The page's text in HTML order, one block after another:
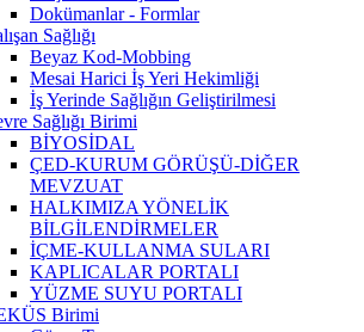
Dokümanlar - Formlar
Sağlığı
Beyaz Kod-Mobbing
Mesai Harici İş Yeri Hekimliği
İş Yerinde Sağlığın Geliştirilmesi
Sağlığı Birimi
BİYOSİDAL
ÇED-KURUM GÖRÜŞÜ-DİĞER
MEVZUAT
HALKIMIZA YÖNELİK
BİLGİLENDİRMELER
İÇME-KULLANMA SULARI
KAPLICALAR PORTALI
YÜZME SUYU PORTALI
Birimi